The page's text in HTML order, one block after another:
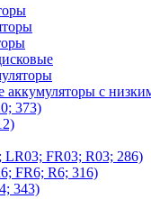
аккумуляторы с
373)
FR03; R03; 286)
FR6; R6; 316)
343)